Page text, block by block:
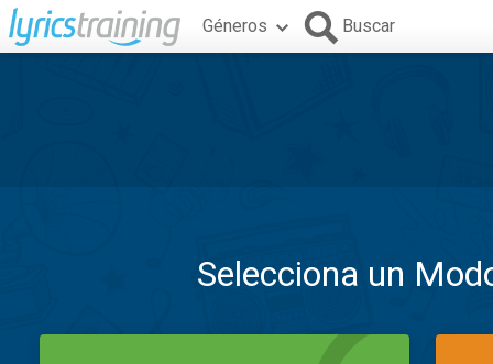
Géneros Buscar
Selecciona un